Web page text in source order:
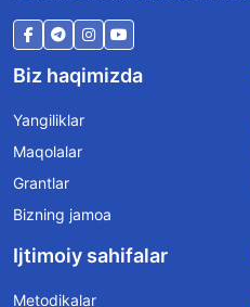
Biz haqimizda
Yangiliklar
Maqolalar
Grantlar
Bizning jamoa
Ijtimoiy sahifalar
Metodikalar